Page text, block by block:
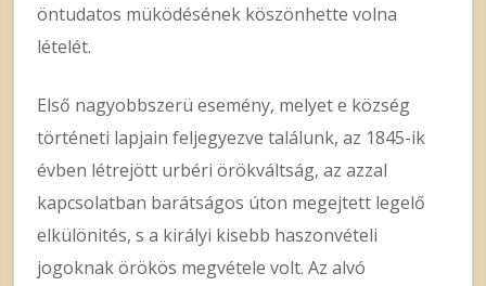
öntudatos müködésének köszönhette volna
lételét.
Első nagyobbszerü esemény, melyet e község
történeti lapjain feljegyezve találunk, az 1845-ik
évben létrejött urbéri örökváltság, az azzal
kapcsolatban barátságos úton megejtett legelő
elkülönités, s a királyi kisebb haszonvételi
jogoknak örökös megvétele volt. Az alvó